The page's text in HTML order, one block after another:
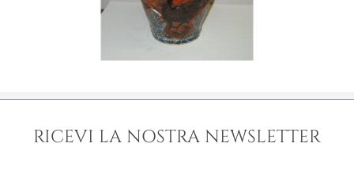
RICEVI LA NOSTRA NEWSLETTER